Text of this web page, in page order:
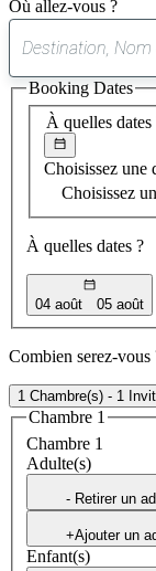
Où allez-vous ?
À quelles dates
Choisissez une
Choisissez
À quelles dates ?
04 août 05 août
Booking Dates
Combien serez-vous
1 Chambre(s) - 1
Chambre 1
Chambre 1
Adulte(s)
- Retirer un
+Ajouter un
Enfant(s)